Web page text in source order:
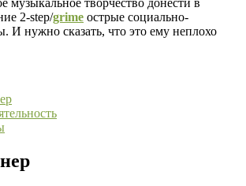
2-step/grime острые социально-
И нужно сказать, что это ему неплохо